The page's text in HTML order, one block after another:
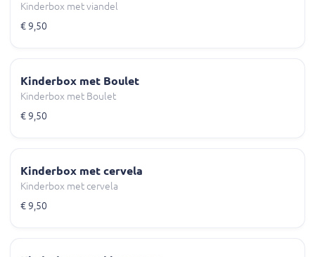
Kinderbox met viandel
€ 9,50
Kinderbox met Boulet
Kinderbox met Boulet
€ 9,50
Kinderbox met cervela
Kinderbox met cervela
€ 9,50